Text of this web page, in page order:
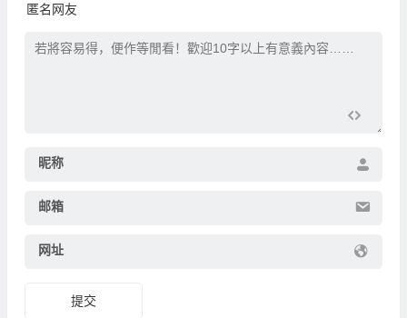
匿名网友
昵称
邮箱
网址